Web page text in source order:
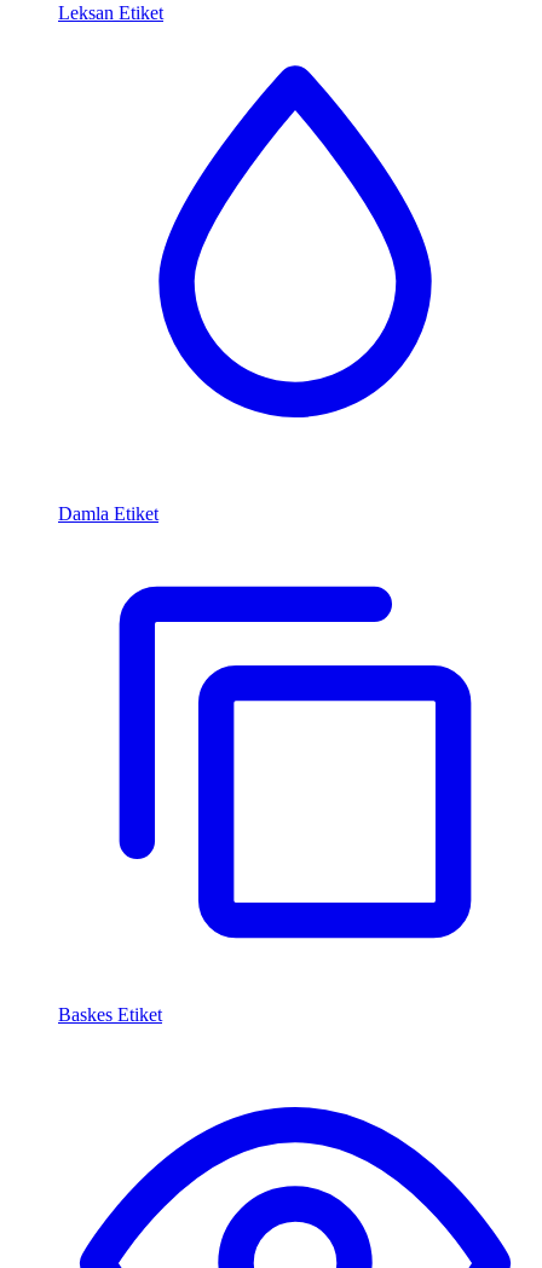
Leksan Etiket
Damla Etiket
Baskes Etiket